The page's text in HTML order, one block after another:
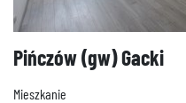
Pińczów (gw) Gacki
Mieszkanie